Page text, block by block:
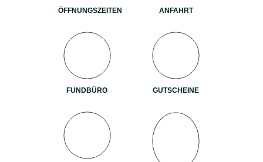
ÖFFNUNGSZEITEN
FUNDBÜRO
ANFAHRT
GUTSCHEINE